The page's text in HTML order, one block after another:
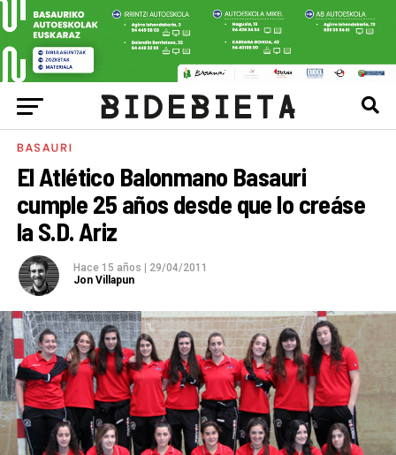
BASAURI
El Atlético Balonmano Basauri
cumple 25 años desde que lo creáse
la S.D. Ariz
Hace 15 años
29/04/2011
Jon Villapun